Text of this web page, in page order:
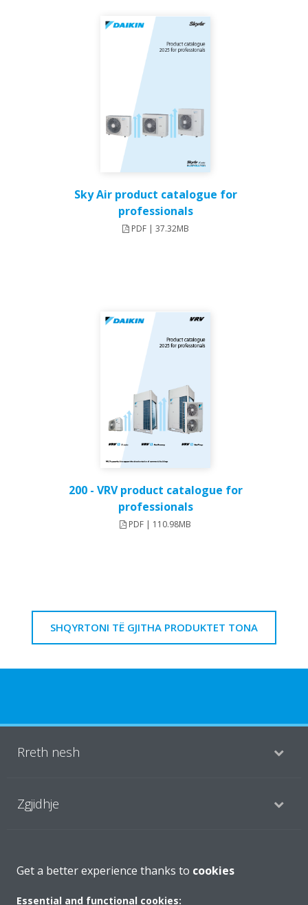
Sky Air product catalogue for
professionals
PDF | 37.32MB
200 - VRV product catalogue for
professionals
PDF | 110.98MB
SHQYRTONI TË GJITHA PRODUKTET TONA
Rreth nesh
Zgjidhje
Get a better experience thanks to cookies
Essential and functional cookies: